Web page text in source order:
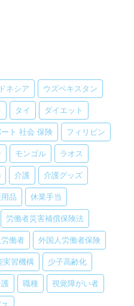
ネシア ウズベキスタン
タイ ダイエット
ト 社会 保険 フィリピン
モンゴル ラオス
介護 介護グッズ
品 休業手当
労働者災害補償保険法
働者 外国人労働者保険
実習機構 少子高齢化
職種 視覚障がい者